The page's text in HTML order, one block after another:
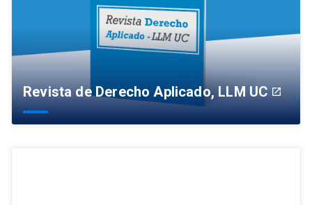
Revista de Derecho Aplicado, LLM UC launch